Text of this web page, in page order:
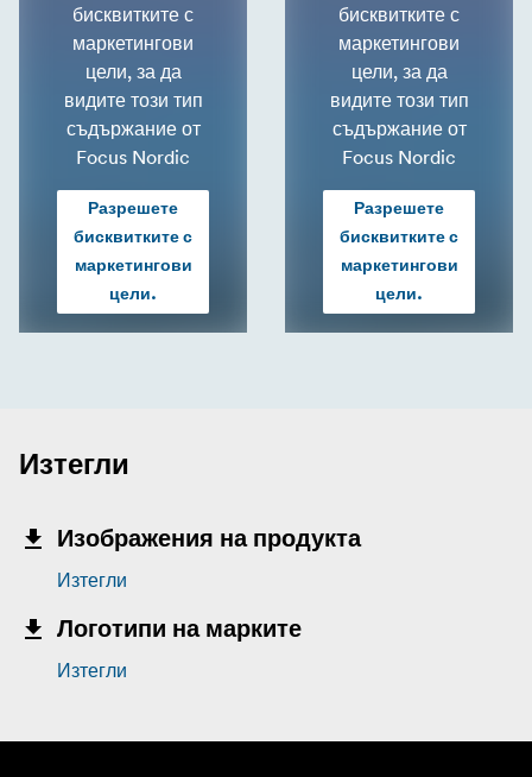
бисквитките с
маркетингови
цели, за да
видите този тип
съдържание от
Focus Nordic
Разрешете
бисквитките с
маркетингови
цели.
бисквитките с
маркетингови
цели, за да
видите този тип
съдържание от
Focus Nordic
Разрешете
бисквитките с
маркетингови
цели.
Изтегли
Изображения на продукта
Изтегли
Логотипи на марките
Изтегли